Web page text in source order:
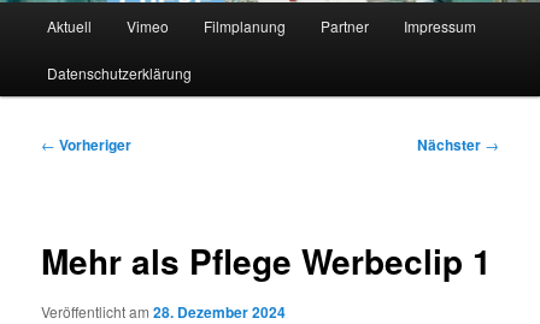
Aktuell Vimeo Filmplanung Partner Impressum
Datenschutzerklärung
Beitragsnavigation
← Vorheriger Nächster →
Mehr als Pflege Werbeclip 1
Veröffentlicht am28. Dezember 2024